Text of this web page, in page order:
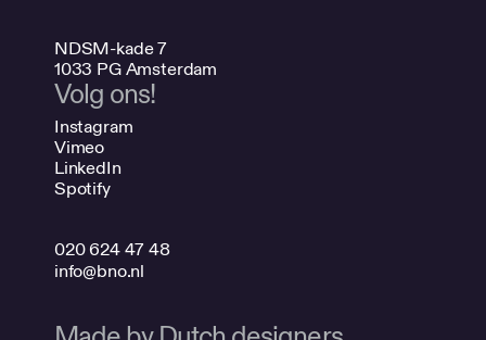
NDSM-kade 7
1033 PG Amsterdam
Volg ons!
Instagram
Vimeo
LinkedIn
Spotify
020 624 47 48
info@bno.nl